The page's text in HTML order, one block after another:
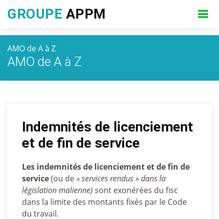
GROUPE APPM
AMO de A à Z
AMO de A à Z
Indemnités de licenciement
et de fin de service
Les indemnités de licenciement et de fin de
service(ou de« services rendus » dans la
législation malienne) sont exonérées du fisc
dans la limite des montants fixés par le Code
du travail.